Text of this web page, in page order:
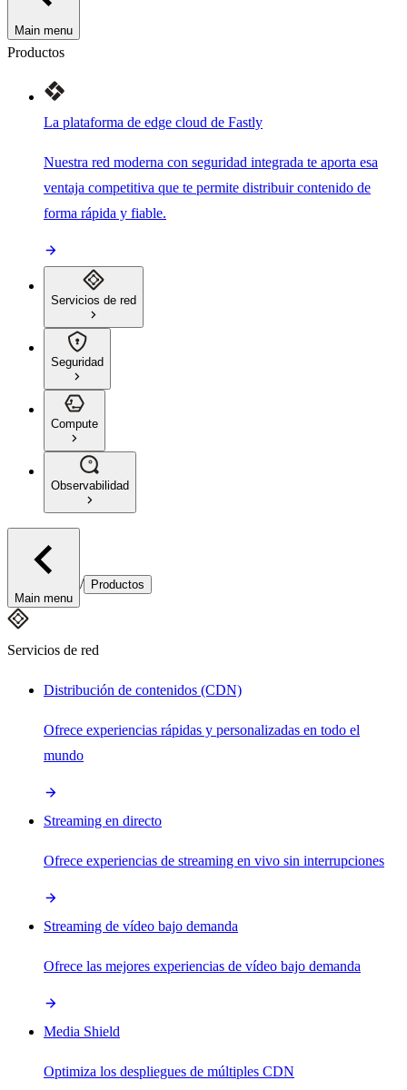
Main menu
Productos
La plataforma de edge cloud de Fastly
Nuestra red moderna con seguridad integrada te aporta esa
ventaja competitiva que te permite distribuir contenido de
forma rápida y fiable.
Servicios de red
Seguridad
Compute
Observabilidad
Main menu
/ Productos
Servicios de red
Distribución de contenidos (CDN)
Ofrece experiencias rápidas y personalizadas en todo el
mundo
Streaming en directo
Ofrece experiencias de streaming en vivo sin interrupciones
Streaming de vídeo bajo demanda
Ofrece las mejores experiencias de vídeo bajo demanda
Media Shield
Optimiza los despliegues de múltiples CDN